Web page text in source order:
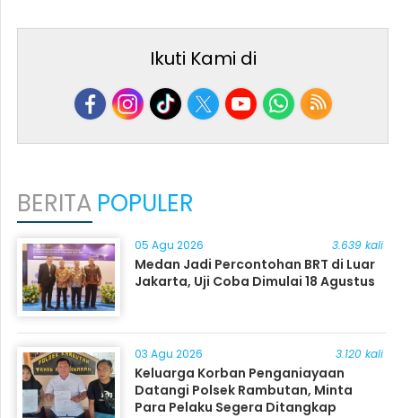
Ikuti Kami di
BERITA POPULER
05 Agu 2026 3.639 kali
Medan Jadi Percontohan BRT di Luar
Jakarta, Uji Coba Dimulai 18 Agustus
03 Agu 2026 3.120 kali
Keluarga Korban Penganiayaan
Datangi Polsek Rambutan, Minta
Para Pelaku Segera Ditangkap